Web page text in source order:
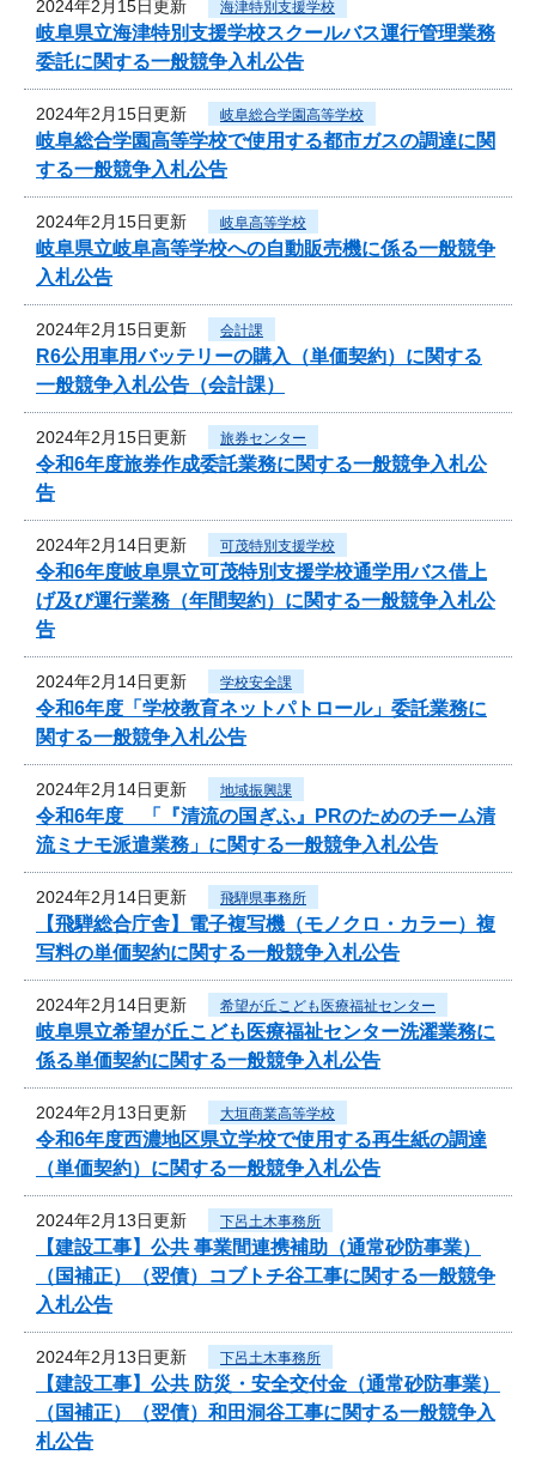
2024年2月15日更新 海津特別支援学校
岐阜県立海津特別支援学校スクールバス運行管理業務
委託に関する一般競争入札公告
2024年2月15日更新 岐阜総合学園高等学校
岐阜総合学園高等学校で使用する都市ガスの調達に関
する一般競争入札公告
2024年2月15日更新 岐阜高等学校
岐阜県立岐阜高等学校への自動販売機に係る一般競争
入札公告
2024年2月15日更新 会計課
R6公用車用バッテリーの購入（単価契約）に関する
一般競争入札公告（会計課）
2024年2月15日更新 旅券センター
令和6年度旅券作成委託業務に関する一般競争入札公
告
2024年2月14日更新 可茂特別支援学校
令和6年度岐阜県立可茂特別支援学校通学用バス借上
げ及び運行業務（年間契約）に関する一般競争入札公
告
2024年2月14日更新 学校安全課
令和6年度「学校教育ネットパトロール」委託業務に
関する一般競争入札公告
2024年2月14日更新 地域振興課
令和6年度 「『清流の国ぎふ』PRのためのチーム清
流ミナモ派遣業務」に関する一般競争入札公告
2024年2月14日更新 飛騨県事務所
【飛騨総合庁舎】電子複写機（モノクロ・カラー）複
写料の単価契約に関する一般競争入札公告
2024年2月14日更新 希望が丘こども医療福祉センター
岐阜県立希望が丘こども医療福祉センター洗濯業務に
係る単価契約に関する一般競争入札公告
2024年2月13日更新 大垣商業高等学校
令和6年度西濃地区県立学校で使用する再生紙の調達
（単価契約）に関する一般競争入札公告
2024年2月13日更新 下呂土木事務所
【建設工事】公共 事業間連携補助（通常砂防事業）
（国補正）（翌債）コブトチ谷工事に関する一般競争
入札公告
2024年2月13日更新 下呂土木事務所
【建設工事】公共 防災・安全交付金（通常砂防事業）
（国補正）（翌債）和田洞谷工事に関する一般競争入
札公告